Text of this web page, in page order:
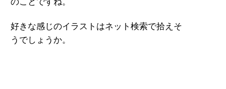
好きな感じのイラストはネット検索で拾えそ
うでしょうか。